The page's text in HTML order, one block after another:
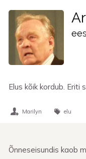
Elus kõik kordub. Eriti
Marilyn elu
Õnneseisundis kaob